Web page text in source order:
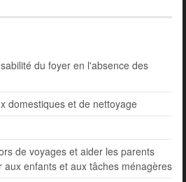
du foyer en l'absence des
domestiques et de nettoyage
de voyages et aider les parents
enfants et aux tâches ménagères